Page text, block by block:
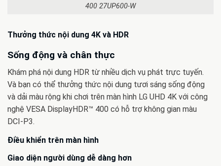
400 27UP600-W
Thưởng thức nội dung 4K và HDR
Sống động và chân thực
Khám phá nội dung HDR từ nhiều dịch vụ phát trực tuyến.
Và bạn có thể thưởng thức nội dung tươi sáng sống động
và dải màu rộng khi chơi trên màn hình LG UHD 4K với công
nghệ VESA DisplayHDR™ 400 có hỗ trợ không gian màu
DCI-P3.
Điều khiển trên màn hình
Giao diện người dùng dễ dàng hơn